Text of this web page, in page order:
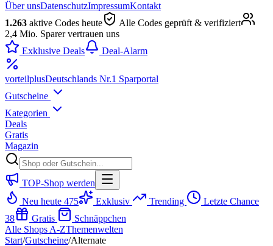
Über unsDatenschutzImpressumKontakt
1.263 aktive Codes heute
Alle Codes geprüft & verifiziert
2,4 Mio. Sparer vertrauen uns
Exklusive Deals
Deal-Alarm
vorteilplusDeutschlands Nr.1 Sparportal
Gutscheine
Kategorien
Deals
Gratis
Magazin
TOP-Shop werden
Neu heute 475 Exklusiv Trending
Letzte Chance
38
Gratis
Schnäppchen
Alle Shops A-ZThemenwelten
Start/Gutscheine/Alternate